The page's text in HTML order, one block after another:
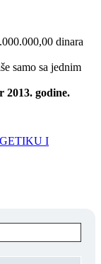
dinara
samo sa jednim
godine.
I